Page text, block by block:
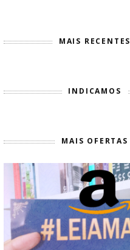
MAIS RECENTES
INDICAMOS
MAIS OFERTAS